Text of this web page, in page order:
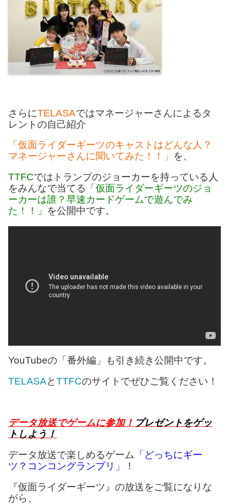
さらにTELASAではマネージャーさんによるタ
レントの自己紹介
「仮面ライダーギーツのキャストはどんな人？
マネージャーさんに聞いてみた！！」 を、
TTFCではトランプのジョーカーを持っている人
をみんなで当てる 「仮面ライダーギーツのジョ
ーカーは誰？早速カードゲームで遊んでみ
た！！」 を公開中です。
YouTubeの「番外編」も引き続き公開中です。
TELASAとTTFCのサイトでぜひご覧ください！
データ放送でゲームに参加！ プレゼントをゲッ
トしよう！
データ放送で楽しめるゲーム 「どっちにギー
ツ？コンコングランプリ」
！
『仮面ライダーギーツ』の放送をご覧になりな
がら、